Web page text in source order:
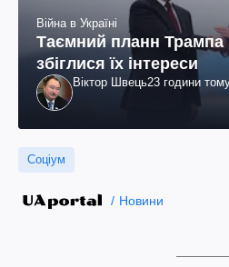
Війна в Україні
Таємний планн Трампа
збіглися їх інтереси
Віктор Швець23 години
Соціум
Новини